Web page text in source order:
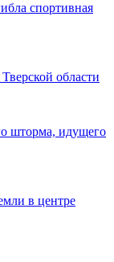
спортивная
области
шторма, идущего
в центре